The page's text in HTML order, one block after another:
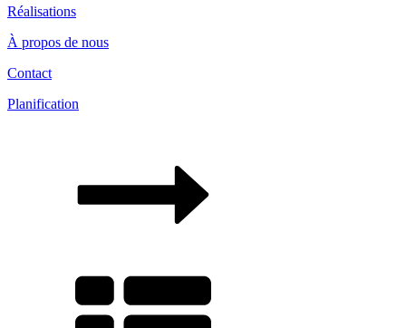
Réalisations
À propos de nous
Contact
Planification